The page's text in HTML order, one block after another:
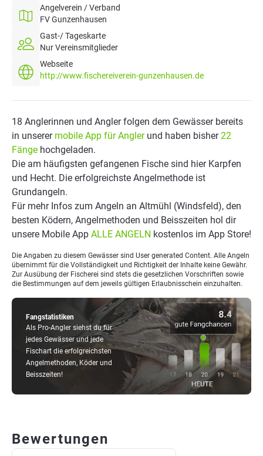
Angelverein / Verband
FV Gunzenhausen
Gast-/ Tageskarte
Nur Vereinsmitglieder
Webseite
http://www.fischereiverein-gunzenhausen.de
Fangstatistiken
Als Pro-Angler siehst du für
jedes Gewässer und jede
Fischart die erfolgreichsten
Angelmethoden, Köder und
Beisszeiten!
18 Anglerinnen und Angler folgen dem Gewässer bereits
in unserer mobile App für Anglerund haben bisher22
Fänge hochgeladen.
Die am häufigsten gefangenen Fische sind hier Karpfen
und Hecht. Die erfolgreichste Angelmethode ist
Grundangeln.
Für mehr Infos zum Angeln an Altmühl (Windsfeld), den
besten Ködern, Angelmethoden und Beisszeiten hol dir
unsere Mobile App ALLE ANGELN kostenlos im App Store!
Die Angaben zu diesem Gewässer sind User generated Content. Alle Angeln
übernimmt für die Vollständigkeit und Richtigkeit der Inhalte keine Gewähr.
Zur Ausübung der Fischerei sind stets die gesetzlichen Vorschriften sowie
die Bestimmungen auf dem jeweils gültigen Erlaubnisschein einzuhalten.
Bewertungen